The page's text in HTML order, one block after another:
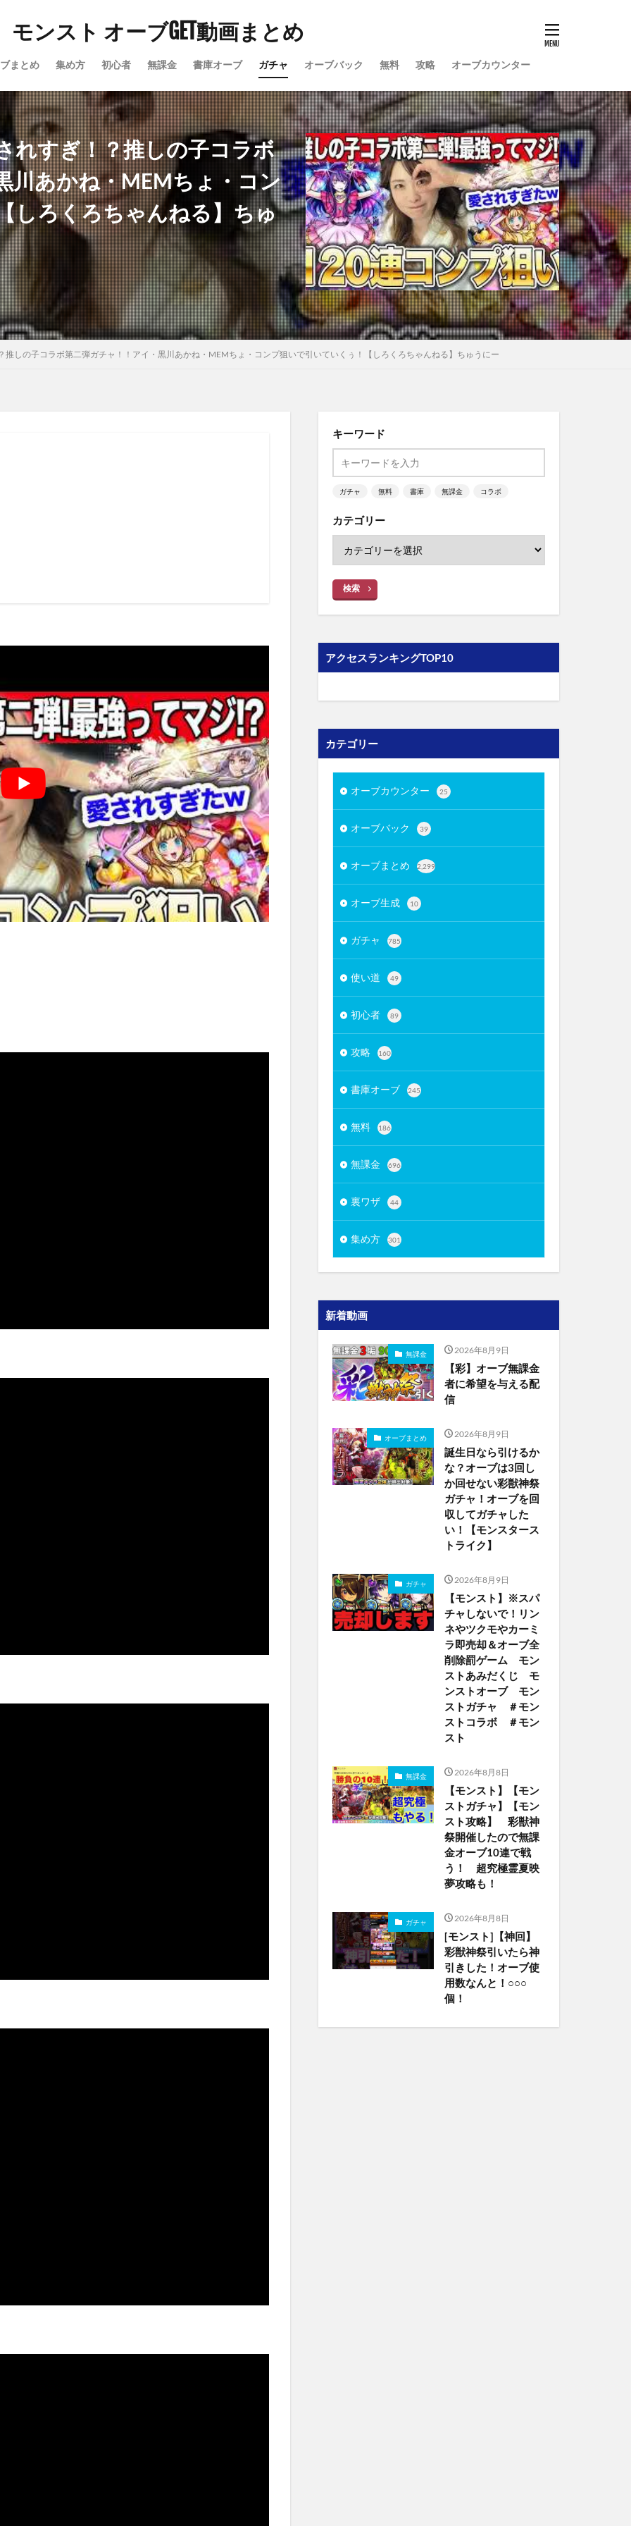
モンスト オーブGET動画まとめ
まとめ 集め方 初心者 無課金 書庫オーブ ガチャ オーブバック 無料 攻略 オーブカウンター
れすぎ！？推しの子コラボ
川あかね・MEMちょ・コン
しろくろちゃんねる】ちゅ
推しの子コラボ第二弾ガチャ！！アイ・黒川あかね・MEMちょ・コンプ狙いで引いていくぅ！【しろくろちゃんねる】ちゅうにー
キーワード
ガチャ 無料 書庫 無課金 コラボ
カテゴリー
検索
アクセスランキングTOP10
カテゴリー
オーブカウンター 25
オーブバック 39
オーブまとめ 2,299
オーブ生成 10
ガチャ 785
使い道 49
初心者 89
攻略 160
書庫オーブ 245
無料 186
無課金 696
裏ワザ 44
集め方 301
新着動画
無課金 2026年8月9日
【彩】オーブ無課金
者に希望を与える配
信
オーブまとめ 2026年8月9日
誕生日なら引けるか
な？オーブは3回し
か回せない彩獣神祭
ガチャ！オーブを回
収してガチャした
い！【モンスタース
トライク】
ガチャ 2026年8月9日
【モンスト】※スパ
チャしないで！リン
ネやツクモやカーミ
ラ即売却＆オーブ全
削除罰ゲーム モン
ストあみだくじ モ
ンストオーブ モン
ストガチャ ＃モン
ストコラボ ＃モン
スト
無課金 2026年8月8日
【モンスト】【モン
ストガチャ】【モン
スト攻略】 彩獣神
祭開催したので無課
金オーブ10連で戦
う！ 超究極霊夏映
夢攻略も！
ガチャ 2026年8月8日
[モンスト]【神回】
彩獣神祭引いたら神
引きした！オーブ使
用数なんと！○○○
個！